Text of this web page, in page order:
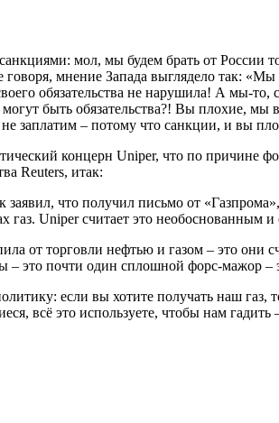
мол, мы будем брать от
мнение Запада выглядело так:
обязательства не нарушила! А мы-
быть обязательства?! Вы плохие,
заплатим – потому что санкции, и вы
концерн Uniper, что по причине
Reuters, итак:
что получил письмо от
Uniper считает это необоснованным
от торговли нефтью и газом – это
– это почти один сплошной форс-мажор
если вы хотите получать наш
всё это используете, чтобы нам гадить